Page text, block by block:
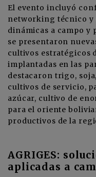
El evento incluyó
networking técnico y
dinámicas a campo y
se presentaron
cultivos estratégicos
implantadas en las
destacaron trigo,
cultivos de servicio,
azúcar, cultivo de
para el oriente
productivos de la
AGRIGES:
aplicadas a